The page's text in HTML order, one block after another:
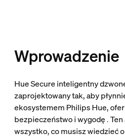
Wprowadzenie
Hue Secure inteligentny
zaprojektowany tak, aby
ekosystemem Philips Hue,
bezpieczeństwo i wygodę.
wszystko, co musisz wiedzieć